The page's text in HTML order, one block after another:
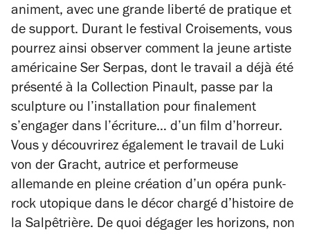
animent, avec une grande liberté de pratique et
de support. Durant le festival Croisements, vous
pourrez ainsi observer comment la jeune artiste
américaine Ser Serpas, dont le travail a déjà été
présenté à la Collection Pinault, passe par la
sculpture ou l’installation pour finalement
s’engager dans l’écriture… d’un film d’horreur.
Vous y découvrirez également le travail de Luki
von der Gracht, autrice et performeuse
allemande en pleine création d’un opéra punk-
rock utopique dans le décor chargé d’histoire de
la Salpêtrière. De quoi dégager les horizons, non